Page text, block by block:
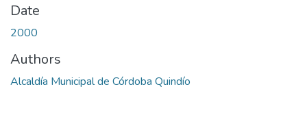
Date
2000
Authors
Alcaldía Municipal de Córdoba Quindío